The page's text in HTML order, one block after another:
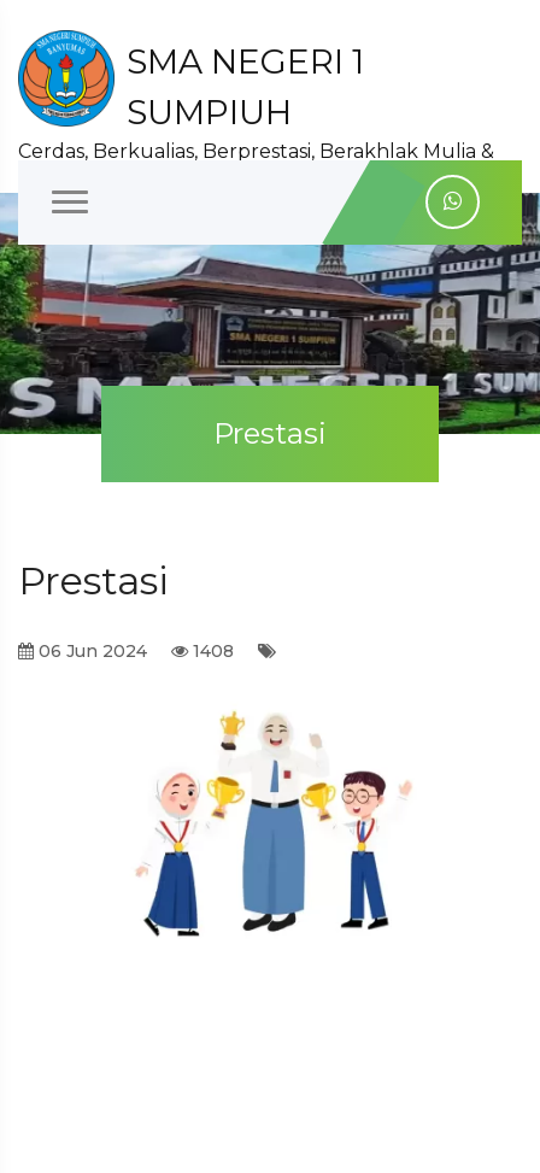
SMA NEGERI 1
SUMPIUH
Cerdas, Berkualias, Berprestasi, Berakhlak Mulia &
Prestasi
Prestasi
06 Jun 2024 1408